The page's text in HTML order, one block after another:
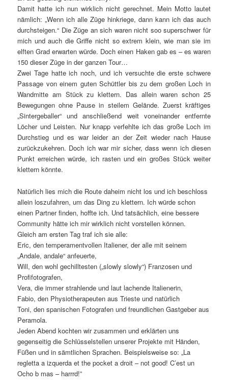
Damit hatte ich nun wirklich nicht gerechnet. Mein Motto lautet
nämlich: „Wenn ich alle Züge hinkriege, dann kann ich das auch
durchsteigen.“ Die Züge an sich waren nicht soo superschwer für
mich und auch die Griffe nicht so extrem klein, wie man sie im
elften Grad erwarten würde. Doch einen Haken gab es – es waren
150 dieser Züge in der ganzen Tour…
Zwei Tage hatte ich noch, und ich versuchte die erste schwere
Passage von einem guten Schüttler bis zu dem großen Loch in
Wandmitte am Stück zu klettern. Das allein waren schon 25
Bewegungen ohne Pause in steilem Gelände. Zuerst kräftiges
„Sintergeballer“ und anschließend weit voneinander entfernte
Löcher und Leisten. Nur knapp verfehlte ich das große Loch im
Durchstieg und es war leider an der Zeit wieder nach Hause
zurückzukehren. Doch ich war mir sicher, dass wenn ich diesen
Punkt erreichen würde, ich rasten und ein großes Stück weiter
klettern könnte.
Natürlich lies mich die Route daheim nicht los und ich beschloss
allein loszufahren, um das Ding zu klettern. Ich würde schon
einen Partner finden, hoffte ich. Und tatsächlich, eine bessere
Community hätte ich mir wirklich nicht vorstellen können.
Gleich am ersten Tag traf ich sie alle:
Eric, den temperamentvollen Italiener, der alle mit seinem
„Andale, andale“ anfeuerte,
Will, den wohl gechilltesten („slowly slowly“) Franzosen und
Profifotografen,
Vera, die immer strahlende und laut lachende Italienerin,
Fabio, den Physiotherapeuten aus Trieste und natürlich
Toni, den spanischen Fotografen und freundlichen Gastgeber aus
Peramola.
Jeden Abend kochten wir zusammen und erklärten uns
gegenseitig die Schlüsselstellen unserer Projekte mit Händen,
Füßen und in sämtlichen Sprachen. Beispielsweise so: „La
regletta a izquerda et the pocket a droit – not good! C’est un
Ocho b mas – harrrd!”